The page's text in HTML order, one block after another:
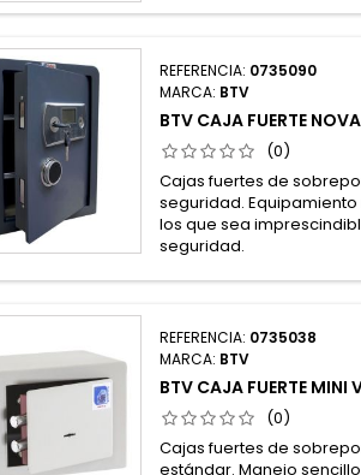
REFERENCIA: 0735090
MARCA: BTV
BTV CAJA FUERTE
(0)
Cajas fuertes de
seguridad.
los que sea
seguridad.
REFERENCIA: 0735038
MARCA: BTV
BTV CAJA FUERTE MINI
(0)
Cajas fuertes de
estándar. Manejo